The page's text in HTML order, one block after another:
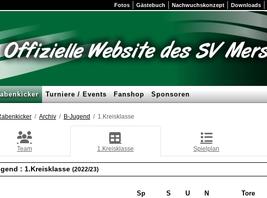
Fotos Gästebuch Nachwuchskonzept Downloads
Turniere / Events Fanshop Sponsoren
Archiv B-Jugend 1.Kreisklasse
Team 1.Kreisklasse Spielplan
: 1.Kreisklasse (2022/23)
Sp S U N Tore